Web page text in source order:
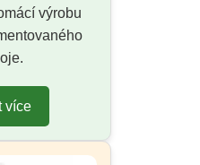
výrobu
více